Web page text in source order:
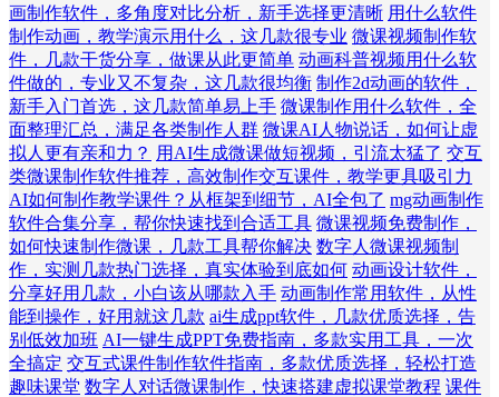
画制作软件，多角度对比分析，新手选择更清晰 用什么软件
制作动画，教学演示用什么，这几款很专业 微课视频制作软
件，几款干货分享，做课从此更简单 动画科普视频用什么软
件做的，专业又不复杂，这几款很均衡 制作2d动画的软件，
新手入门首选，这几款简单易上手 微课制作用什么软件，全
面整理汇总，满足各类制作人群 微课AI人物说话，如何让虚
拟人更有亲和力？ 用AI生成微课做短视频，引流太猛了 交互
类微课制作软件推荐，高效制作交互课件，教学更具吸引力
AI如何制作教学课件？从框架到细节，AI全包了 mg动画制作
软件合集分享，帮你快速找到合适工具 微课视频免费制作，
如何快速制作微课，几款工具帮你解决 数字人微课视频制
作，实测几款热门选择，真实体验到底如何 动画设计软件，
分享好用几款，小白该从哪款入手 动画制作常用软件，从性
能到操作，好用就这几款 ai生成ppt软件，几款优质选择，告
别低效加班 AI一键生成PPT免费指南，多款实用工具，一次
全搞定 交互式课件制作软件指南，多款优质选择，轻松打造
趣味课堂 数字人对话微课制作，快速搭建虚拟课堂教程 课件